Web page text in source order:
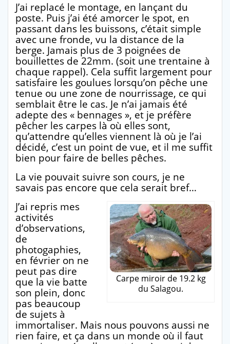
J’ai replacé le montage, en lançant du
poste. Puis j’ai été amorcer le spot, en
passant dans les buissons, c’était simple
avec une fronde, vu la distance de la
berge. Jamais plus de 3 poignées de
bouillettes de 22mm. (soit une trentaine à
chaque rappel). Cela suffit largement pour
satisfaire les goulues lorsqu’on pêche une
tenue ou une zone de nourrissage, ce qui
semblait être le cas. Je n’ai jamais été
adepte des « bennages », et je préfère
pêcher les carpes là où elles sont,
qu’attendre qu’elles viennent là où je l’ai
décidé, c’est un point de vue, et il me suffit
bien pour faire de belles pêches.
La vie pouvait suivre son cours, je ne
savais pas encore que cela serait bref…
Carpe miroir de 19.2 kg
du Salagou.
J’ai repris mes
activités
d’observations,
de
photogaphies,
en février on ne
peut pas dire
que la vie batte
son plein, donc
pas beaucoup
de sujets à
immortaliser. Mais nous pouvons aussi ne
rien faire, et ça dans un monde où il faut